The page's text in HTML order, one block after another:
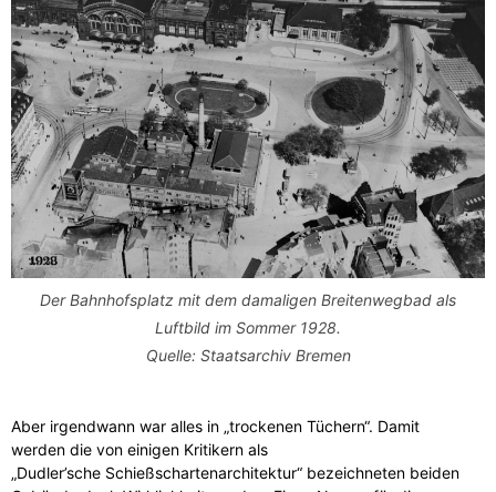
Der Bahnhofsplatz mit dem damaligen Breitenwegbad als
Luftbild im Sommer 1928.
Quelle: Staatsarchiv Bremen
Aber irgendwann war alles in „trockenen Tüchern“. Damit
werden die von einigen Kritikern als
„Dudler’sche Schießschartenarchitektur“ bezeichneten beiden